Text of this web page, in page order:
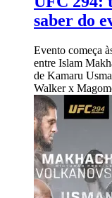
saber do
Evento começa
entre Islam
de Kamaru
Walker x